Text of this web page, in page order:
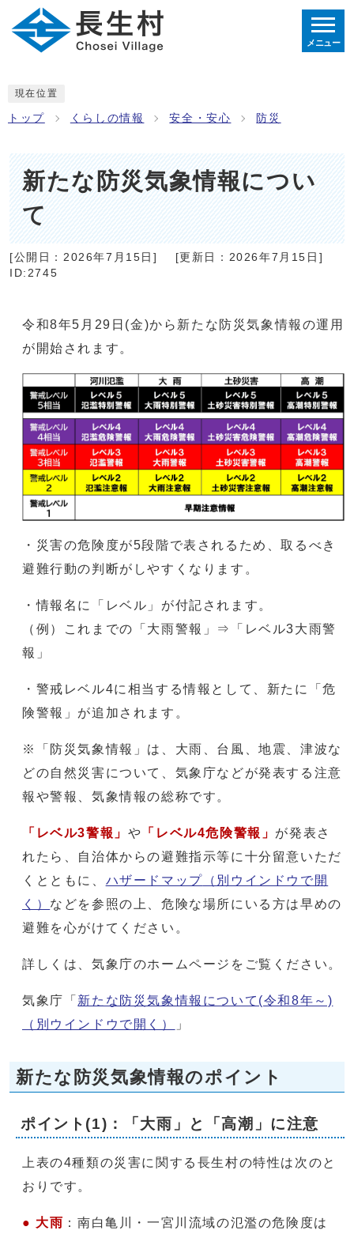
メニュー
現在位置
トップ くらしの情報 安全・安心 防災
新たな防災気象情報につい
て
[公開日： 2026年7月15日 ] [更新日： 2026年7月15日 ]
ID:2745
令和8年5月29日(金)から新たな防災気象情報の運用
が開始されます。
・災害の危険度が5段階で表されるため、取るべき
避難行動の判断がしやすくなります。
・情報名に「レベル」が付記されます。
（例）これまでの「大雨警報」⇒「レベル3大雨警
報」
・警戒レベル4に相当する情報として、新たに「危
険警報」が追加されます。
※「防災気象情報」は、大雨、台風、地震、津波な
どの自然災害について、気象庁などが発表する注意
報や警報、気象情報の総称です。
「レベル3警報」 や 「レベル4危険警報」 が発表さ
れたら、自治体からの避難指示等に十分留意いただ
くとともに、 ハザードマップ （別ウインドウで開
く） などを参照の上、危険な場所にいる方は早めの
避難を心がけてください。
詳しくは、気象庁のホームページをご覧ください。
気象庁「 新たな防災気象情報について(令和8年～)
（別ウインドウで開く）
」
新たな防災気象情報のポイント
ポイント(1)：「大雨」と「高潮」に注意
上表の4種類の災害に関する長生村の特性は次のと
おりです。
● 大雨 ：南白亀川・一宮川流域の氾濫の危険度は